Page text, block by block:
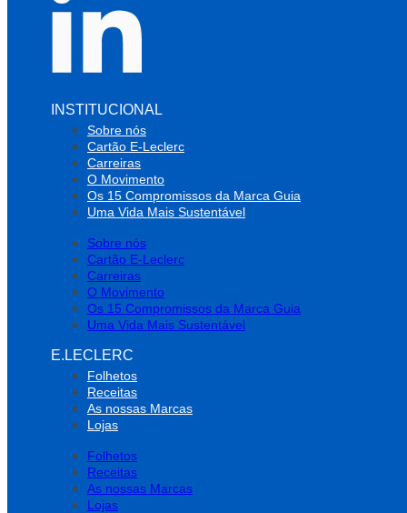
INSTITUCIONAL
Sobre nós
Cartão E-Leclerc
Carreiras
O Movimento
Os 15 Compromissos da Marca Guia
Uma Vida Mais Sustentável
Sobre nós
Cartão E-Leclerc
Carreiras
O Movimento
Os 15 Compromissos da Marca Guia
Uma Vida Mais Sustentável
E.LECLERC
Folhetos
Receitas
As nossas Marcas
Lojas
Folhetos
Receitas
As nossas Marcas
Lojas